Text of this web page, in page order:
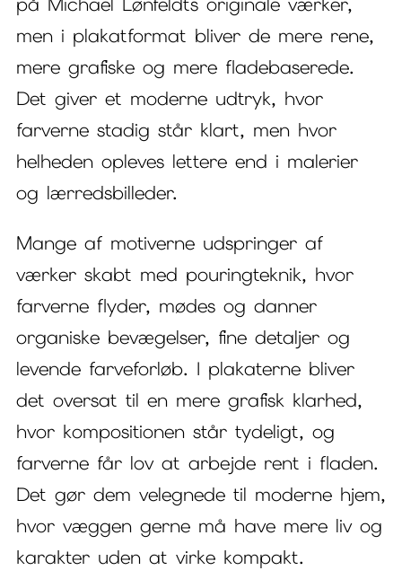
men i plakatformat bliver de mere rene,
mere grafiske og mere fladebaserede.
Det giver et moderne udtryk, hvor
farverne stadig står klart, men hvor
helheden opleves lettere end i malerier
og lærredsbilleder.
Mange af motiverne udspringer af
værker skabt med pouringteknik, hvor
farverne flyder, mødes og danner
organiske bevægelser, fine detaljer og
levende farveforløb. I plakaterne bliver
det oversat til en mere grafisk klarhed,
hvor kompositionen står tydeligt, og
farverne får lov at arbejde rent i fladen.
Det gør dem velegnede til moderne hjem,
hvor væggen gerne må have mere liv og
karakter uden at virke kompakt.